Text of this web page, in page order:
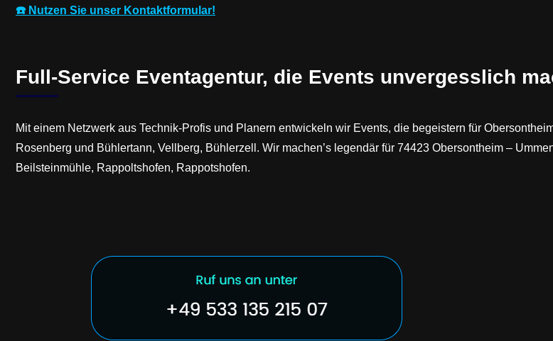
☎️ Nutzen Sie unser Kontaktformular!
Full-Service Eventagentur, die Events unvergesslich
Mit einem Netzwerk aus Technik-Profis und Planern entwickeln wir Events, die begeistern für
Rosenberg und Bühlertann, Vellberg, Bühlerzell. Wir machen’s legendär für 74423 Obersontheim –
Beilsteinmühle, Rappoltshofen, Rappotshofen.